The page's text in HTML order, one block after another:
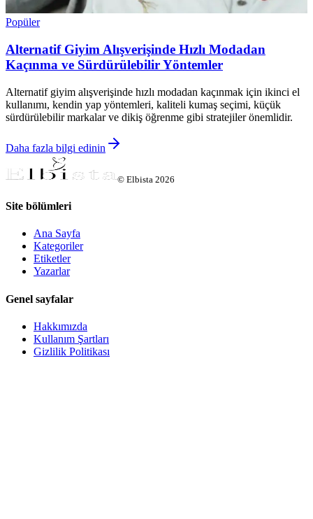
Popüler
Alternatif Giyim Alışverişinde Hızlı Modadan
Kaçınma ve Sürdürülebilir Yöntemler
Alternatif giyim alışverişinde hızlı modadan kaçınmak için ikinci el
kullanımı, kendin yap yöntemleri, kaliteli kumaş seçimi, küçük
sürdürülebilir markalar ve dikiş öğrenme gibi stratejiler önemlidir.
Daha fazla bilgi edinin
© Elbista 2026
Site bölümleri
Ana Sayfa
Kategoriler
Etiketler
Yazarlar
Genel sayfalar
Hakkımızda
Kullanım Şartları
Gizlilik Politikası